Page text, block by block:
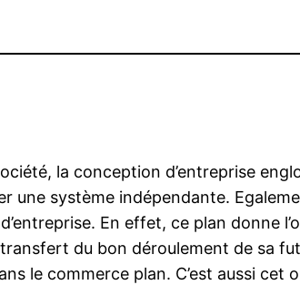
la conception d’entreprise
une système indépendante.
En effet, ce plan donne
transfert du bon déroulement de sa
le commerce plan. C’est aussi cet